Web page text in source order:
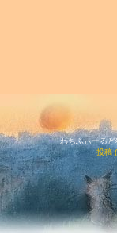
わちふぃーる
投稿